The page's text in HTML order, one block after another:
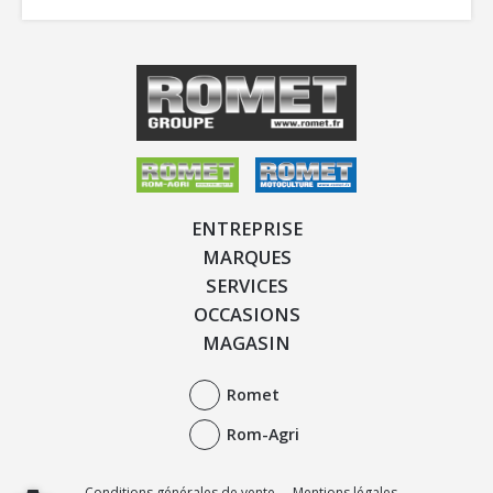
ENTREPRISE
MARQUES
SERVICES
OCCASIONS
MAGASIN
Romet
Rom-Agri